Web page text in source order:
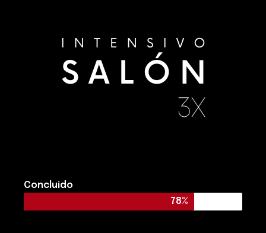
Concluido
78%